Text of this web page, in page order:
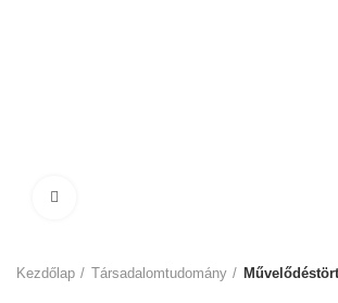
Kezdőlap Társadalomtudomány